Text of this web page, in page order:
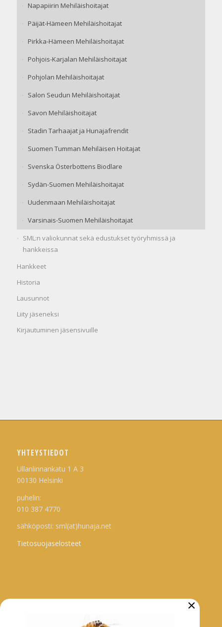
Napapiirin Mehiläishoitajat
Päijät-Hämeen Mehiläishoitajat
Pirkka-Hämeen Mehiläishoitajat
Pohjois-Karjalan Mehiläishoitajat
Pohjolan Mehiläishoitajat
Salon Seudun Mehiläishoitajat
Savon Mehiläishoitajat
Stadin Tarhaajat ja Hunajafrendit
Suomen Tumman Mehiläisen Hoitajat
Svenska Österbottens Biodlare
Sydän-Suomen Mehiläishoitajat
Uudenmaan Mehiläishoitajat
Varsinais-Suomen Mehiläishoitajat
SML:n valiokunnat sekä edustukset työryhmissä ja
hankkeissa
Hankkeet
Historia
Lausunnot
Liity jäseneksi
Kirjautuminen jäsensivuille
YHTEYSTIEDOT
Ullanlinnankatu 1 A 3
00130 Helsinki
puhelin:
010 387 4770
sähköposti: sml(at)hunaja.net
Tietosuojaselosteet
×